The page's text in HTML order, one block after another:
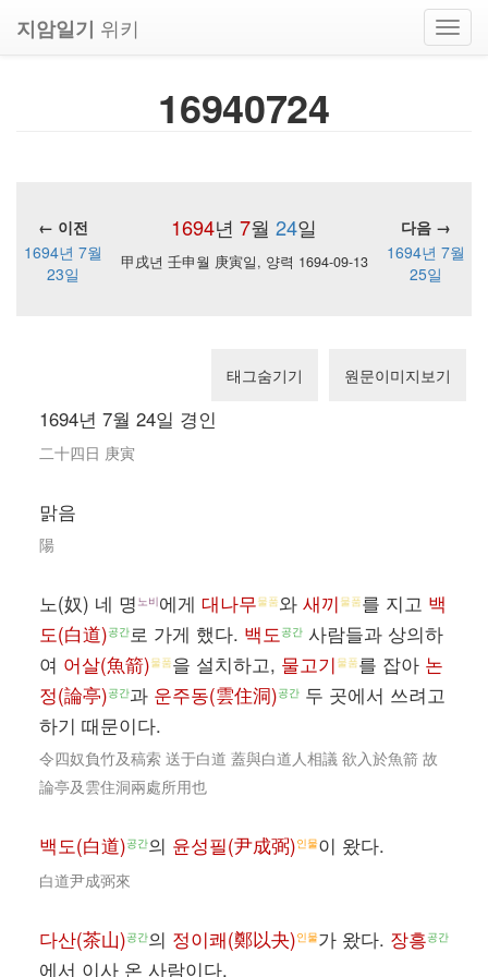
지암일기 위키
16940724
1694년 7월 24일
← 이전
다음 →
1694년 7월
23일
甲戌년 壬申월 庚寅일, 양력 1694-09-13
1694년 7월
25일
태그숨기기 원문이미지보기
1694년 7월 24일 경인
二十四日 庚寅
맑음
陽
노(奴) 네 명 노비에게 대나무물품와 새끼 물품를 지고 백
도(白道)공간로 가게 했다. 백도공간 사람들과 상의하
여 어살(魚箭)물품을 설치하고, 물고기 물품를 잡아 논
정(論亭)공간과 운주동(雲住洞)공간 두 곳에서 쓰려고
하기 때문이다.
令四奴負竹及稿索 送于白道 蓋與白道人相議 欲入於魚箭 故
論亭及雲住洞兩處所用也
백도(白道)공간의 윤성필(尹成弼)인물이 왔다.
白道尹成弼來
다산(茶山)공간의 정이쾌(鄭以夬)인물가 왔다. 장흥공간
에서 이사 온 사람이다.